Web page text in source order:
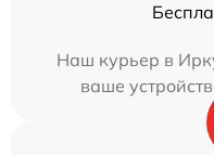
Наш курьер в
ваше